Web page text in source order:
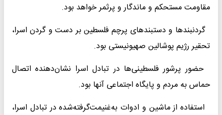
مقاومت مستحکم و ماندگار و پرثمر خواهد بود.
گردنبندها و دستبندهای پرچم فلسطین بر دست و گردن اسرا،
تحقیر رژیم پوشالین صهیونیستی بود.
حضور پرشور فلسطینی‌ها در تبادل اسرا نشان‌دهنده اتصال
حماس به مردم و پایگاه اجتماعی آنها بود.
استفاده از ماشین و ادوات به‌غنیمت‌گرفته‌شده در تبادل اسرا،